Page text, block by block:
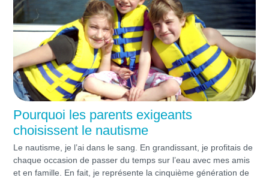
Pourquoi les parents exigeants
choisissent le nautisme
Le nautisme, je l’ai dans le sang. En grandissant, je profitais de
chaque occasion de passer du temps sur l’eau avec mes amis
et en famille. En fait, je représente la cinquième génération de